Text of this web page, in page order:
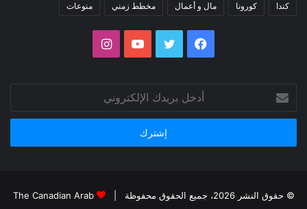
كندا كورونا مال و أعمال مخطط زمني منوعات
فيسبوك تويتر يوتيوبانستقرام
بريدك
الإلكتروني
© حقوق النشر 2026، جميع الحقوق محفوظة | The Canadian Arab